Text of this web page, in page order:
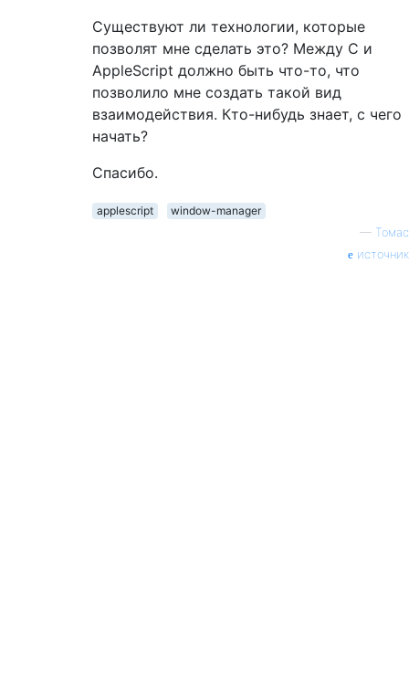
Существуют ли технологии, которые
позволят мне сделать это? Между C и
AppleScript должно быть что-то, что
позволило мне создать такой вид
взаимодействия. Кто-нибудь знает, с чего
начать?
Спасибо.
applescript
window-manager
— Томас
источник